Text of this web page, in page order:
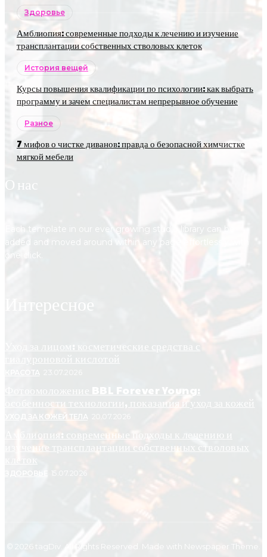
Здоровье
Амблиопия: современные подходы к лечению и изучение
трансплантации собственных стволовых клеток
История вещей
Курсы повышения квалификации по психологии: как выбрать
программу и зачем специалистам непрерывное обучение
Разное
7 мифов о чистке диванов: правда о безопасной химчистке
мягкой мебели
О нас
Each template in our ever growing studio library can be
added and moved around within any page effortlessly with
Интересное
Уход за лицом: косметические средства с
гиалуроновой кислотой
КРАСОТА
Фотоомоложение BBL Forever Young:
особенности технологии, показания и уход за кожей
УХОД ЗА КОЖЕЙ ТЕЛА
Амблиопия: современные подходы к лечению и
изучение трансплантации собственных стволовых
клеток
ЗДОРОВЬЕ
© 2026 tagDiv. All Rights Reserved. Made with Newspaper Theme.